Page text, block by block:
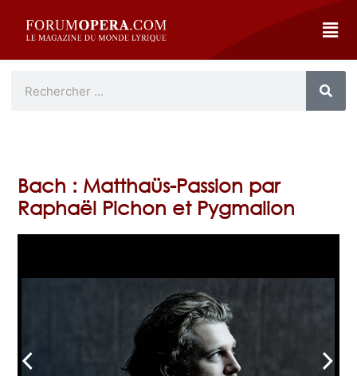
Bach : Matthaüs-Passion par
Raphaël Pichon et Pygmalion
arrow_back_ios arrow_forward_ios